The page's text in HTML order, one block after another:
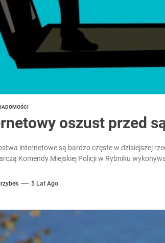
oszust przed
internetowe są bardzo częste w dzisiejszej
Komendy Miejskiej Policji w Rybniku
5 Lat Ago